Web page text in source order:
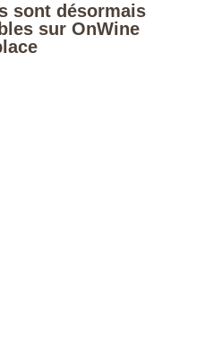
sont désormais
sur OnWine